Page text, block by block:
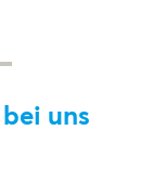
uns